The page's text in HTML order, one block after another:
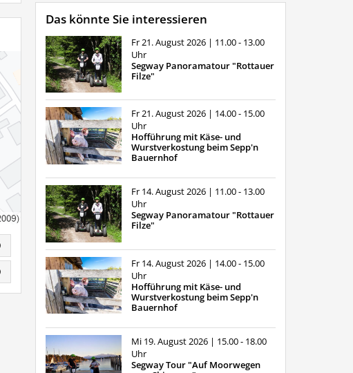
Das könnte Sie interessieren
Fr 21. August 2026 | 11.00 - 13.00
Uhr
Segway Panoramatour "Rottauer
Filze"
Fr 21. August 2026 | 14.00 - 15.00
Uhr
Hofführung mit Käse- und
Wurstverkostung beim Sepp'n
Bauernhof
Fr 14. August 2026 | 11.00 - 13.00
Uhr
Segway Panoramatour "Rottauer
Filze"
Fr 14. August 2026 | 14.00 - 15.00
Uhr
Hofführung mit Käse- und
Wurstverkostung beim Sepp'n
Bauernhof
Mi 19. August 2026 | 15.00 - 18.00
Uhr
Segway Tour "Auf Moorwegen